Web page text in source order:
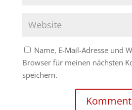
Name, E-Mail-Adresse und
Browser für meinen nächsten
speichern.